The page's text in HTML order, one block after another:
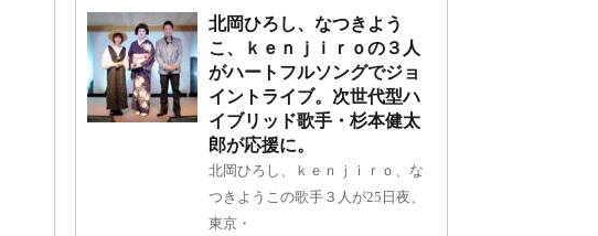
北岡ひろし、なつきよう
こ、ｋｅｎｊｉｒｏの３人
がハートフルソングでジョ
イントライブ。次世代型ハ
イブリッド歌手・杉本健太
郎が応援に。
北岡ひろし、ｋｅｎｊｉｒｏ、な
つきようこの歌手３人が25日夜、
東京・